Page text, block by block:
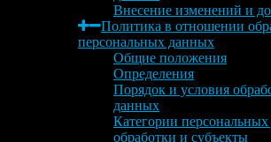
Внесение изменений и
Политика в отношении
персональных данных
Общие положения
Определения
Порядок и условия
данных
Категории
обработки и субъекты